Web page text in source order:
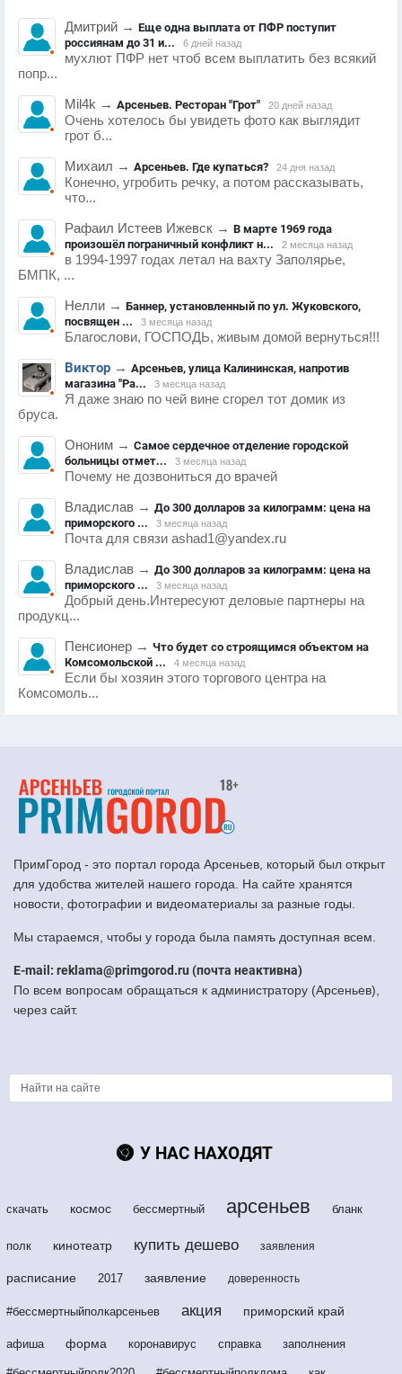
Дмитрий → Еще одна выплата от ПФР поступит
россиянам до 31 и...
6 дней назад
мухлют ПФР нет чтоб всем выплатить без всякий
попр...
Mil4k → Арсеньев. Ресторан "Грот" 20 дней назад
Очень хотелось бы увидеть фото как выглядит
грот б...
Михаил → Арсеньев. Где купаться? 24 дня назад
Конечно, угробить речку, а потом рассказывать,
что...
Рафаил Истеев Ижевск → В марте 1969 года
произошёл пограничный конфликт н...
2 месяца назад
в 1994-1997 годах летал на вахту Заполярье,
БМПК, ...
Нелли → Баннер, установленный по ул. Жуковского,
посвящен ...
3 месяца назад
Благослови, ГОСПОДЬ, живым домой вернуться!!!
Виктор → Арсеньев, улица Калининская, напротив
магазина "Ра...
3 месяца назад
Я даже знаю по чей вине сгорел тот домик из
бруса.
Ононим → Самое сердечное отделение городской
больницы отмет...
3 месяца назад
Почему не дозвониться до врачей
Владислав → До 300 долларов за килограмм: цена на
приморского ...
3 месяца назад
Почта для связи ashad1@yandex.ru
Владислав → До 300 долларов за килограмм: цена на
приморского ...
3 месяца назад
Добрый день.Интересуют деловые партнеры на
продукц...
Пенсионер → Что будет со строящимся объектом на
Комсомольской ...
4 месяца назад
Если бы хозяин этого торгового центра на
Комсомоль...
ПримГород - это портал города Арсеньев, который был открыт
для удобства жителей нашего города. На сайте хранятся
новости, фотографии и видеоматериалы за разные годы.
Мы стараемся, чтобы у города была память доступная всем.
E-mail: reklama@primgorod.ru (почта неактивна)
По всем вопросам обращаться к администратору (Арсеньев),
через сайт.
У НАС НАХОДЯТ
скачать космос бессмертный арсеньев бланк
полк кинотеатр купить дешево заявления
расписание 2017 заявление доверенность
#бессмертныйполкарсеньев акция приморский край
афиша форма коронавирус справка заполнения